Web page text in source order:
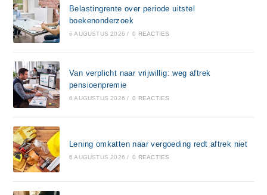
Belastingrente over periode uitstel
boekenonderzoek
6 AUGUSTUS 2026 / 0 REACTIES
Van verplicht naar vrijwillig: weg aftrek
pensioenpremie
6 AUGUSTUS 2026 / 0 REACTIES
Lening omkatten naar vergoeding redt aftrek niet
6 AUGUSTUS 2026 / 0 REACTIES